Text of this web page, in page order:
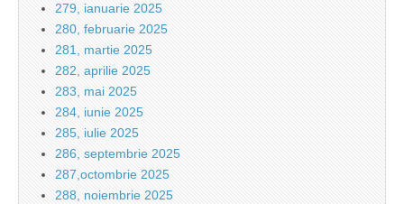
279, ianuarie 2025
280, februarie 2025
281, martie 2025
282, aprilie 2025
283, mai 2025
284, iunie 2025
285, iulie 2025
286, septembrie 2025
287,octombrie 2025
288, noiembrie 2025